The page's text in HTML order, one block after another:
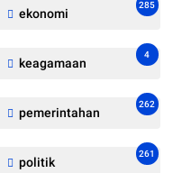
ekonomi
285
keagamaan
4
pemerintahan
262
politik
261